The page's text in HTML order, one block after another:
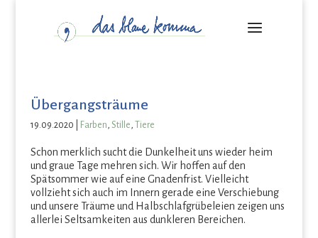
Übergangsträume
19.09.2020 Farben, Stille, Tiere
Schon merklich sucht die Dunkelheit uns wieder heim
und graue Tage mehren sich. Wir hoffen auf den
Spätsommer wie auf eine Gnadenfrist. Vielleicht
vollzieht sich auch im Innern gerade eine Verschiebung
und unsere Träume und Halbschlafgrübeleien zeigen uns
allerlei Seltsamkeiten aus dunkleren Bereichen.